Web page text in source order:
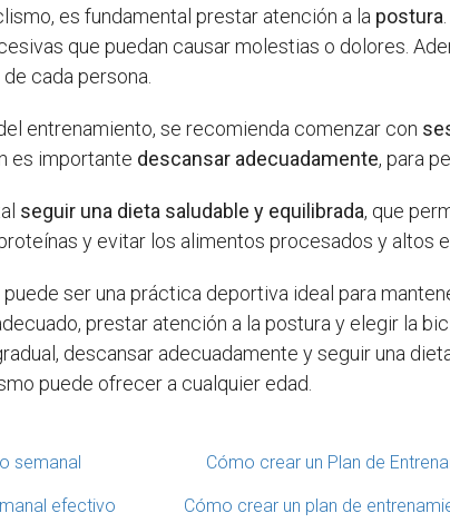
es fundamental prestar atención a la postura
que puedan causar molestias o dolores.
cada persona.
entrenamiento, se recomienda comenzar con
es importante descansar adecuadamente, para
seguir una dieta saludable y equilibrada, que
y evitar los alimentos procesados y altos
ser una práctica deportiva ideal para
prestar atención a la postura y elegir la
descansar adecuadamente y seguir una
puede ofrecer a cualquier edad.
semanal Cómo crear un Plan de
efectivo
Cómo crear un plan de